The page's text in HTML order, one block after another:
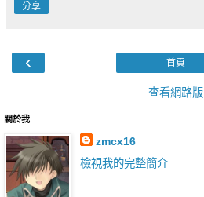
分享
‹ 首頁
查看網路版
關於我
zmcx16
檢視我的完整簡介